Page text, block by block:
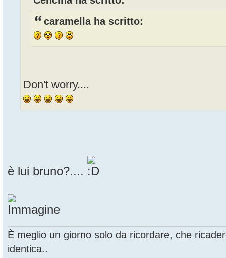
caramella ha scritto:
Don't worry....
è lui bruno?....
È meglio un giorno solo da ricordare, che
identica..